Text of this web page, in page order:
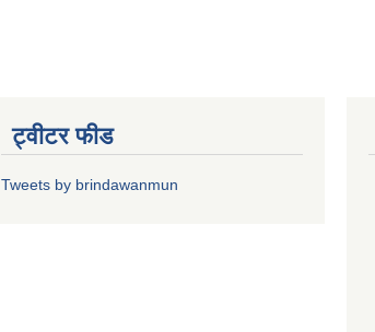
ट्वीटर फीड
Tweets by brindawanmun